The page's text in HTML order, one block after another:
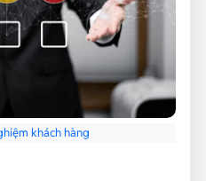
khách hàng